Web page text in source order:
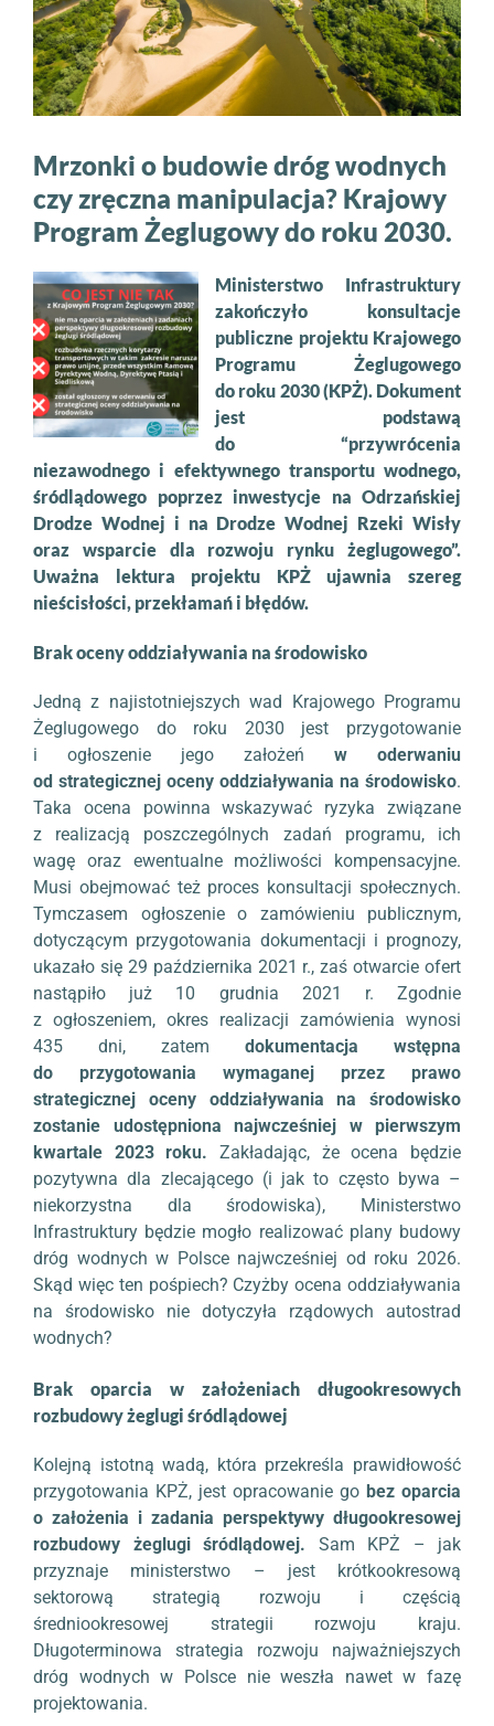
Mrzonki o budowie dróg wodnych
czy zręczna manipulacja? Krajowy
Program Żeglugowy do roku 2030.
Ministerstwo Infrastruktury
zakończyło konsultacje
publiczne projektu Krajowego
Programu Żeglugowego
do roku 2030 (KPŻ). Dokument
jest podstawą
do “przywrócenia
niezawodnego i efektywnego transportu wodnego,
śródlądowego poprzez inwestycje na Odrzańskiej
Drodze Wodnej i na Drodze Wodnej Rzeki Wisły
oraz wsparcie dla rozwoju rynku żeglugowego”.
Uważna lektura projektu KPŻ ujawnia szereg
nieścisłości, przekłamań i błędów.
Brak oceny oddziaływania na środowisko
Jedną z najistotniejszych wad Krajowego Programu
Żeglugowego do roku 2030 jest przygotowanie
i ogłoszenie jego założeń w oderwaniu
od strategicznej oceny oddziaływania na środowisko.
Taka ocena powinna wskazywać ryzyka związane
z realizacją poszczególnych zadań programu, ich
wagę oraz ewentualne możliwości kompensacyjne.
Musi obejmować też proces konsultacji społecznych.
Tymczasem ogłoszenie o zamówieniu publicznym,
dotyczącym przygotowania dokumentacji i prognozy,
ukazało się 29 października 2021 r., zaś otwarcie ofert
nastąpiło już 10 grudnia 2021 r. Zgodnie
z ogłoszeniem, okres realizacji zamówienia wynosi
435 dni, zatem dokumentacja wstępna
do przygotowania wymaganej przez prawo
strategicznej oceny oddziaływania na środowisko
zostanie udostępniona najwcześniej w pierwszym
kwartale 2023 roku. Zakładając, że ocena będzie
pozytywna dla zlecającego (i jak to często bywa –
niekorzystna dla środowiska), Ministerstwo
Infrastruktury będzie mogło realizować plany budowy
dróg wodnych w Polsce najwcześniej od roku 2026.
Skąd więc ten pośpiech? Czyżby ocena oddziaływania
na środowisko nie dotyczyła rządowych autostrad
wodnych?
Brak oparcia w założeniach długookresowych
rozbudowy żeglugi śródlądowej
Kolejną istotną wadą, która przekreśla prawidłowość
przygotowania KPŻ, jest opracowanie go bez oparcia
o założenia i zadania perspektywy długookresowej
rozbudowy żeglugi śródlądowej. Sam KPŻ – jak
przyznaje ministerstwo – jest krótkookresową
sektorową strategią rozwoju i częścią
średniookresowej strategii rozwoju kraju.
Długoterminowa strategia rozwoju najważniejszych
dróg wodnych w Polsce nie weszła nawet w fazę
projektowania.